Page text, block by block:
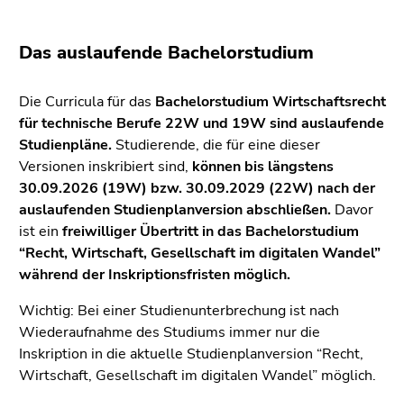
Link.
Inhalt
(Zugriffstaste
1)
Zur
Positionsanzeige
(Zugriffstaste
2)
Zur
Hauptnavigation
(Zugriffstaste
3)
Zur
Unternavigation
(Zugriffstaste
Das auslaufende Bachelorstudium
Die Curricula für das Bachelorstudium Wirtschaftsrecht
für technische Berufe 22W und 19W sind auslaufende
Studienpläne. Studierende, die für eine dieser
Versionen inskribiert sind, können bis längstens
30.09.2026 (19W) bzw. 30.09.2029 (22W) nach der
auslaufenden Studienplanversion abschließen. Davor
ist ein freiwilliger Übertritt in das Bachelorstudium
“Recht, Wirtschaft, Gesellschaft im digitalen Wandel”
während der Inskriptionsfristen möglich.
Wichtig: Bei einer Studienunterbrechung ist nach
Wiederaufnahme des Studiums immer nur die
Inskription in die aktuelle Studienplanversion “Recht,
Wirtschaft, Gesellschaft im digitalen Wandel” möglich.